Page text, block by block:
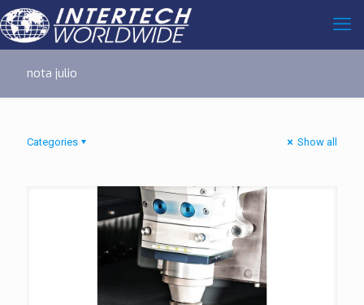
nota julio
Categories Show all